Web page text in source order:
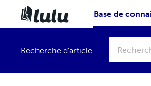
Base de
Recherche d'article